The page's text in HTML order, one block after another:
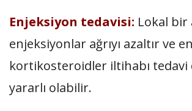
Enjeksiyon tedavisi: Lokal bir
enjeksiyonlar ağrıyı azaltır ve
kortikosteroidler iltihabı tedavi
yararlı olabilir.